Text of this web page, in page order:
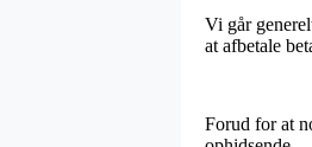
Vi går
at afbetale
Forud for at